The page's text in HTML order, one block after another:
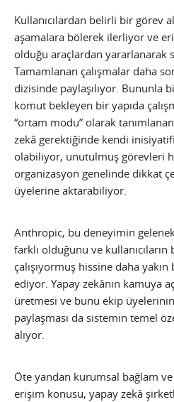
Kullanıcılardan belirli bir görev
aşamalara bölerek ilerliyor ve
olduğu araçlardan yararlanarak
Tamamlanan çalışmalar daha
dizisinde paylaşılıyor. Bununla
komut bekleyen bir yapıda
“ortam modu” olarak
zekâ gerektiğinde kendi
olabiliyor, unutulmuş görevleri
organizasyon genelinde dikkat
üyelerine aktarabiliyor.
Anthropic, bu deneyimin
farklı olduğunu ve
çalışıyormuş hissine daha
ediyor. Yapay zekânın kamuya
üretmesi ve bunu ekip
paylaşması da sistemin temel
alıyor.
Öte yandan kurumsal bağlam
erişim konusu, yapay zekâ